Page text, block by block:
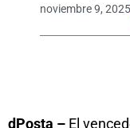
noviembre 9, 2025
dPosta – El